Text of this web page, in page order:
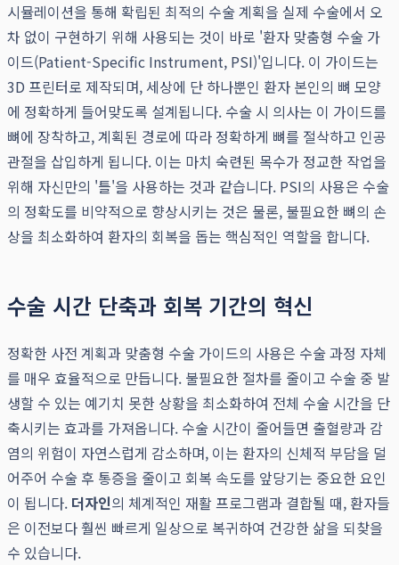
시뮬레이션을 통해 확립된 최적의 수술 계획을 실제 수술에서 오
차 없이 구현하기 위해 사용되는 것이 바로 '환자 맞춤형 수술 가
이드(Patient-Specific Instrument, PSI)'입니다. 이 가이드는
3D 프린터로 제작되며, 세상에 단 하나뿐인 환자 본인의 뼈 모양
에 정확하게 들어맞도록 설계됩니다. 수술 시 의사는 이 가이드를
뼈에 장착하고, 계획된 경로에 따라 정확하게 뼈를 절삭하고 인공
관절을 삽입하게 됩니다. 이는 마치 숙련된 목수가 정교한 작업을
위해 자신만의 '틀'을 사용하는 것과 같습니다. PSI의 사용은 수술
의 정확도를 비약적으로 향상시키는 것은 물론, 불필요한 뼈의 손
상을 최소화하여 환자의 회복을 돕는 핵심적인 역할을 합니다.
수술 시간 단축과 회복 기간의 혁신
정확한 사전 계획과 맞춤형 수술 가이드의 사용은 수술 과정 자체
를 매우 효율적으로 만듭니다. 불필요한 절차를 줄이고 수술 중 발
생할 수 있는 예기치 못한 상황을 최소화하여 전체 수술 시간을 단
축시키는 효과를 가져옵니다. 수술 시간이 줄어들면 출혈량과 감
염의 위험이 자연스럽게 감소하며, 이는 환자의 신체적 부담을 덜
어주어 수술 후 통증을 줄이고 회복 속도를 앞당기는 중요한 요인
이 됩니다. 더자인의 체계적인 재활 프로그램과 결합될 때, 환자들
은 이전보다 훨씬 빠르게 일상으로 복귀하여 건강한 삶을 되찾을
수 있습니다.